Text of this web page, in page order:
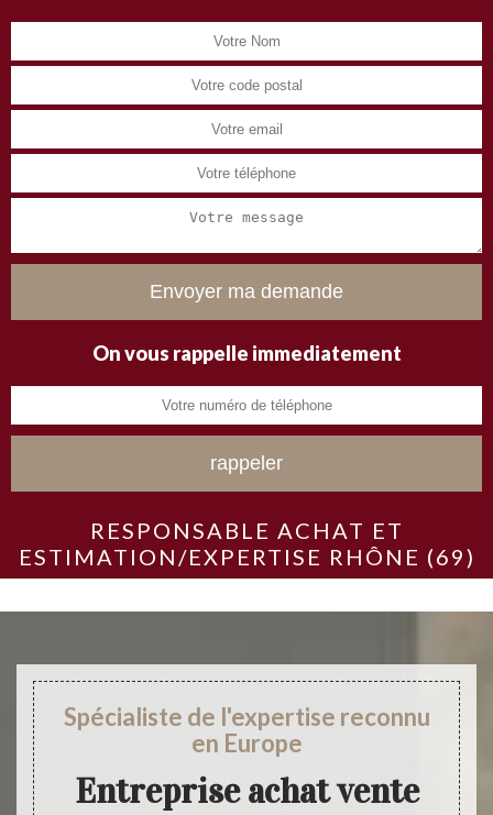
On vous rappelle immediatement
RESPONSABLE ACHAT ET
ESTIMATION/EXPERTISE RHÔNE (69)
Spécialiste de l'expertise reconnu
en Europe
Entreprise achat vente